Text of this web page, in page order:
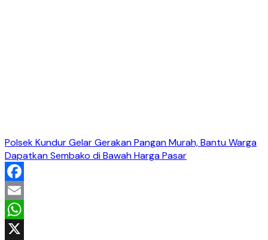
Polsek Kundur Gelar Gerakan Pangan Murah, Bantu Warga
Dapatkan Sembako di Bawah Harga Pasar
Facebook
Email
WhatsApp